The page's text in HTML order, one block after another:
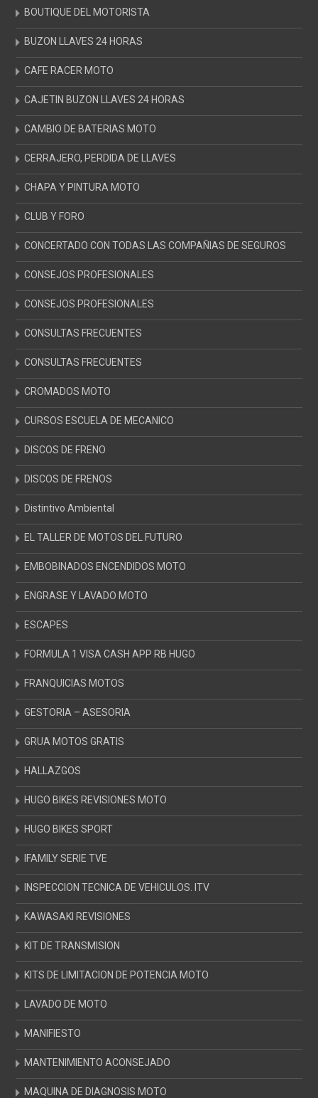
BOUTIQUE DEL MOTORISTA
BUZON LLAVES 24 HORAS
CAFE RACER MOTO
CAJETIN BUZON LLAVES 24 HORAS
CAMBIO DE BATERIAS MOTO
CERRAJERO, PERDIDA DE LLAVES
CHAPA Y PINTURA MOTO
CLUB Y FORO
CONCERTADO CON TODAS LAS COMPAÑIAS DE SEGUROS
CONSEJOS PROFESIONALES
CONSEJOS PROFESIONALES
CONSULTAS FRECUENTES
CONSULTAS FRECUENTES
CROMADOS MOTO
CURSOS ESCUELA DE MECANICO
DISCOS DE FRENO
DISCOS DE FRENOS
Distintivo Ambiental
EL TALLER DE MOTOS DEL FUTURO
EMBOBINADOS ENCENDIDOS MOTO
ENGRASE Y LAVADO MOTO
ESCAPES
FORMULA 1 VISA CASH APP RB HUGO
FRANQUICIAS MOTOS
GESTORIA – ASESORIA
GRUA MOTOS GRATIS
HALLAZGOS
HUGO BIKES REVISIONES MOTO
HUGO BIKES SPORT
IFAMILY SERIE TVE
INSPECCION TECNICA DE VEHICULOS. ITV
KAWASAKI REVISIONES
KIT DE TRANSMISION
KITS DE LIMITACION DE POTENCIA MOTO
LAVADO DE MOTO
MANIFIESTO
MANTENIMIENTO ACONSEJADO
MAQUINA DE DIAGNOSIS MOTO